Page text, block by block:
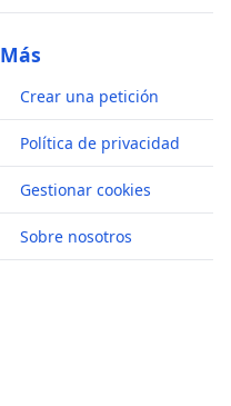
Más
Crear una petición
Política de privacidad
Gestionar cookies
Sobre nosotros